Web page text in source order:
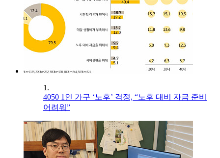
1.
4050 1인 가구 ‘노후’ 걱정, “노후 대비 자금 준비
어려워”